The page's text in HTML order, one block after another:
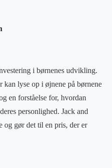
i børnenes udvikling.
lyse op i øjnene på børnene
en forståelse for, hvordan
personlighed. Jack and
og gør det til en pris, der er